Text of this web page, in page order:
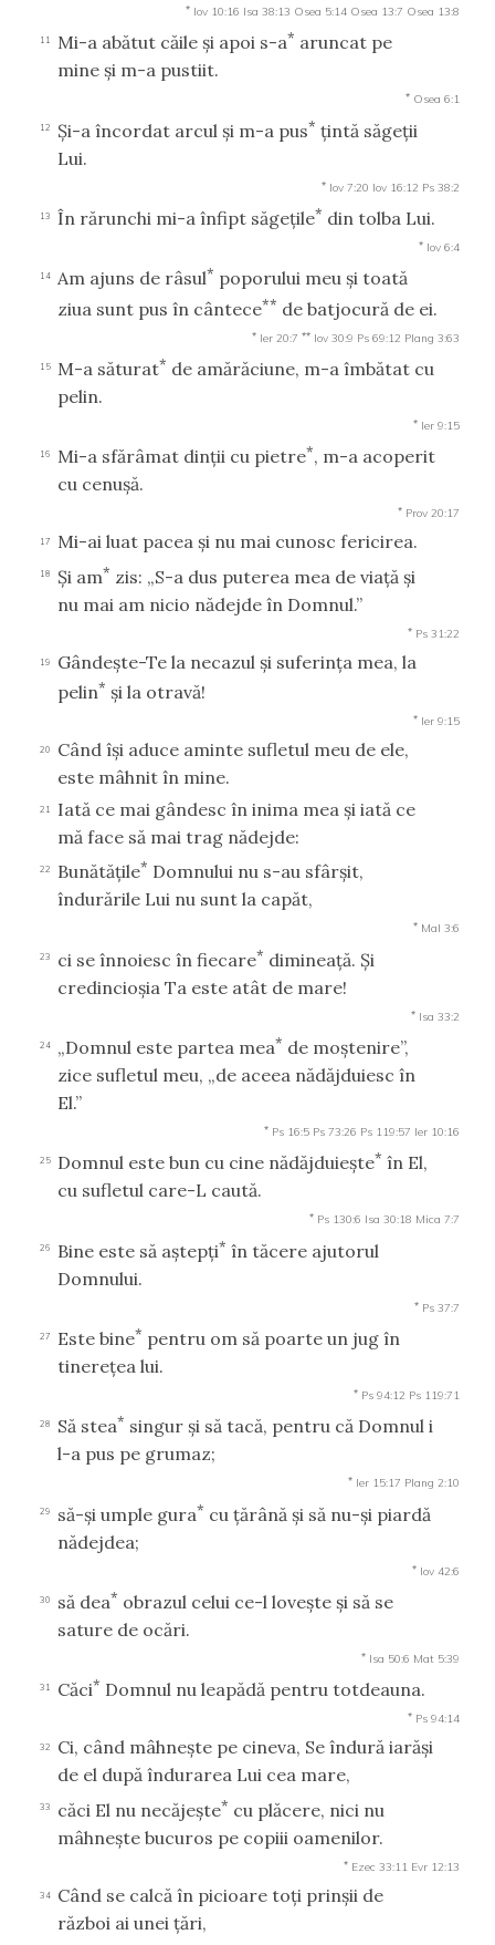
* Iov 10:16 Isa 38:13 Osea 5:14 Osea 13:7 Osea 13:8
11 Mi-a abătut căile şi apoi s-a* aruncat pe
mine şi m-a pustiit.
* Osea 6:1
12 Şi-a încordat arcul şi m-a pus* ţintă săgeţii
Lui.
* Iov 7:20 Iov 16:12 Ps 38:2
13 În rărunchi mi-a înfipt săgeţile* din tolba Lui.
* Iov 6:4
14 Am ajuns de râsul* poporului meu şi toată
ziua sunt pus în cântece** de batjocură de ei.
* Ier 20:7 ** Iov 30:9 Ps 69:12 Plang 3:63
15 M-a săturat* de amărăciune, m-a îmbătat cu
pelin.
* Ier 9:15
16 Mi-a sfărâmat dinţii cu pietre*, m-a acoperit
cu cenuşă.
* Prov 20:17
17 Mi-ai luat pacea şi nu mai cunosc fericirea.
18 Şi am* zis: „S-a dus puterea mea de viaţă şi
nu mai am nicio nădejde în Domnul.”
* Ps 31:22
19
Gândeşte-Te la necazul şi suferinţa mea, la
pelin* şi la otravă!
* Ier 9:15
20
Când îşi aduce aminte sufletul meu de ele,
este mâhnit în mine.
21
Iată ce mai gândesc în inima mea şi iată ce
mă face să mai trag nădejde:
22 Bunătăţile* Domnului nu s-au sfârşit,
îndurările Lui nu sunt la capăt,
* Mal 3:6
23 ci se înnoiesc în fiecare* dimineaţă. Şi
credincioşia Ta este atât de mare!
* Isa 33:2
24 „Domnul este partea mea* de moştenire”,
zice sufletul meu, „de aceea nădăjduiesc în
El.”
* Ps 16:5 Ps 73:26 Ps 119:57 Ier 10:16
25 Domnul este bun cu cine nădăjduieşte* în El,
cu sufletul care-L caută.
* Ps 130:6 Isa 30:18 Mica 7:7
26 Bine este să aştepţi* în tăcere ajutorul
Domnului.
* Ps 37:7
27 Este bine* pentru om să poarte un jug în
tinereţea lui.
* Ps 94:12 Ps 119:71
28 Să stea* singur şi să tacă, pentru că Domnul i
l-a pus pe grumaz;
* Ier 15:17 Plang 2:10
29 să-şi umple gura* cu ţărână şi să nu-şi piardă
nădejdea;
* Iov 42:6
30 să dea* obrazul celui ce-l loveşte şi să se
sature de ocări.
* Isa 50:6 Mat 5:39
31 Căci* Domnul nu leapădă pentru totdeauna.
* Ps 94:14
32
Ci, când mâhneşte pe cineva, Se îndură iarăşi
de el după îndurarea Lui cea mare,
33 căci El nu necăjeşte* cu plăcere, nici nu
mâhneşte bucuros pe copiii oamenilor.
* Ezec 33:11 Evr 12:13
34
Când se calcă în picioare toţi prinşii de
război ai unei ţări,